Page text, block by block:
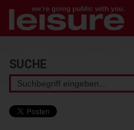
Barrierefreie
Bedienung
der
Stichwortsuche
SUCHE